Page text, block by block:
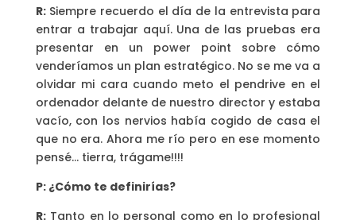
R:Siempre recuerdo el día de la entrevista para
entrar a trabajar aquí. Una de las pruebas era
presentar en un power point sobre cómo
venderíamos un plan estratégico. No se me va a
olvidar mi cara cuando meto el pendrive en el
ordenador delante de nuestro director y estaba
vacío, con los nervios había cogido de casa el
que no era. Ahora me río pero en ese momento
pensé… tierra, trágame!!!!
P: ¿Cómo te definirías?
R:Tanto en lo personal como en lo profesional